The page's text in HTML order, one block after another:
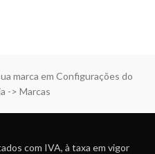
marca em Configurações do
-> Marcas
com IVA, à taxa em vigor